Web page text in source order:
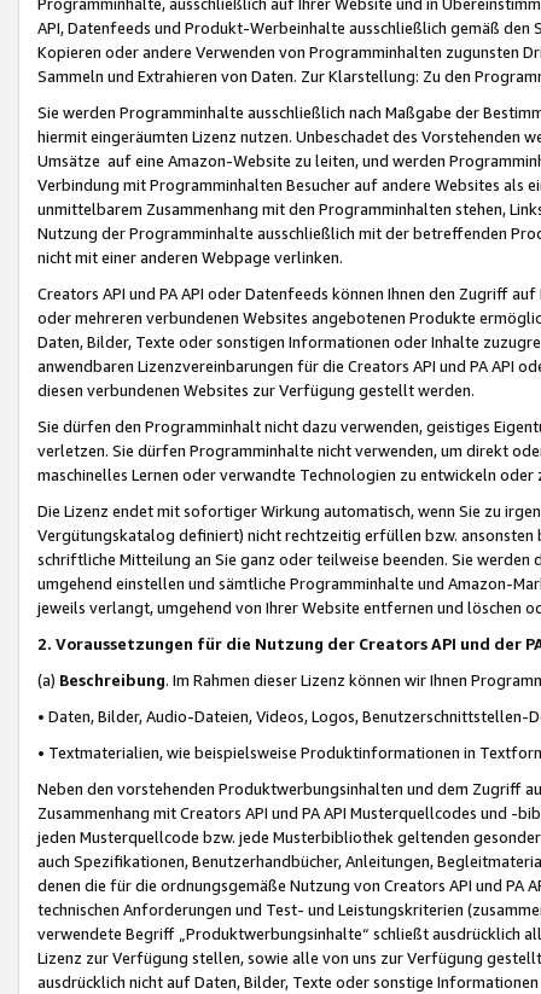
API, Datenfeeds und Produkt-Werbeinhalte ausschließlich gemäß
Kopieren oder andere Verwenden von Programminhalten zugunsten
Sammeln und Extrahieren von Daten. Zur Klarstellung: Zu den
Sie werden Programminhalte ausschließlich nach Maßgabe der
hiermit eingeräumten Lizenz nutzen. Unbeschadet des Vorstehenden
Umsätze auf eine Amazon-Website zu leiten, und werden
Verbindung mit Programminhalten Besucher auf andere Websites als
unmittelbarem Zusammenhang mit den Programminhalten stehen,
Nutzung der Programminhalte ausschließlich mit der betreffenden
nicht mit einer anderen Webpage verlinken.
Creators API und PA API oder Datenfeeds können Ihnen den Zugriff
oder mehreren verbundenen Websites angebotenen Produkte
Daten, Bilder, Texte oder sonstigen Informationen oder Inhalte
anwendbaren Lizenzvereinbarungen für die Creators API und PA API
diesen verbundenen Websites zur Verfügung gestellt werden.
Sie dürfen den Programminhalt nicht dazu verwenden, geistiges
verletzen. Sie dürfen Programminhalte nicht verwenden, um direkt
maschinelles Lernen oder verwandte Technologien zu entwickeln
Die Lizenz endet mit sofortiger Wirkung automatisch, wenn Sie zu
Vergütungskatalog definiert) nicht rechtzeitig erfüllen bzw. ansonsten
schriftliche Mitteilung an Sie ganz oder teilweise beenden. Sie werden
umgehend einstellen und sämtliche Programminhalte und Amazon-
jeweils verlangt, umgehend von Ihrer Website entfernen und löschen
2. Voraussetzungen für die Nutzung der Creators API und der
(a) Beschreibung. Im Rahmen dieser Lizenz können wir Ihnen
• Daten, Bilder, Audio-Dateien, Videos, Logos, Benutzerschnittstellen-
• Textmaterialien, wie beispielsweise Produktinformationen in
Neben den vorstehenden Produktwerbungsinhalten und dem Zugriff
Zusammenhang mit Creators API und PA API Musterquellcodes und
jeden Musterquellcode bzw. jede Musterbibliothek geltenden
auch Spezifikationen, Benutzerhandbücher, Anleitungen,
denen die für die ordnungsgemäße Nutzung von Creators API und PA
technischen Anforderungen und Test- und Leistungskriterien
verwendete Begriff „Produktwerbungsinhalte“ schließt ausdrücklich
Lizenz zur Verfügung stellen, sowie alle von uns zur Verfügung
ausdrücklich nicht auf Daten, Bilder, Texte oder sonstige